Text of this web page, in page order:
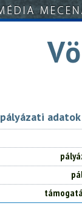
pályázati adatok